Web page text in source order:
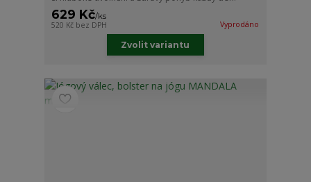
629 Kč/ks
520 Kč bez DPH Vyprodáno
Zvolit variantu